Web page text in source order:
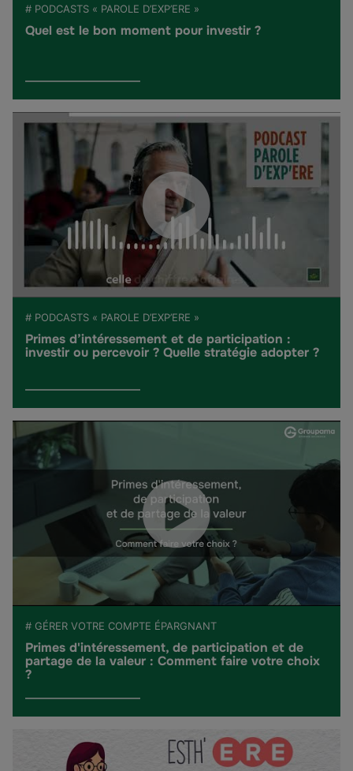
# PODCASTS « PAROLE D’EXP’ERE »
Quel est le bon moment pour investir ?
# PODCASTS « PAROLE D’EXP’ERE »
Primes d’intéressement et de participation :
investir ou percevoir ? Quelle stratégie adopter ?
# GÉRER VOTRE COMPTE ÉPARGNANT
Primes d'intéressement, de participation et de
partage de la valeur : Comment faire votre choix
?